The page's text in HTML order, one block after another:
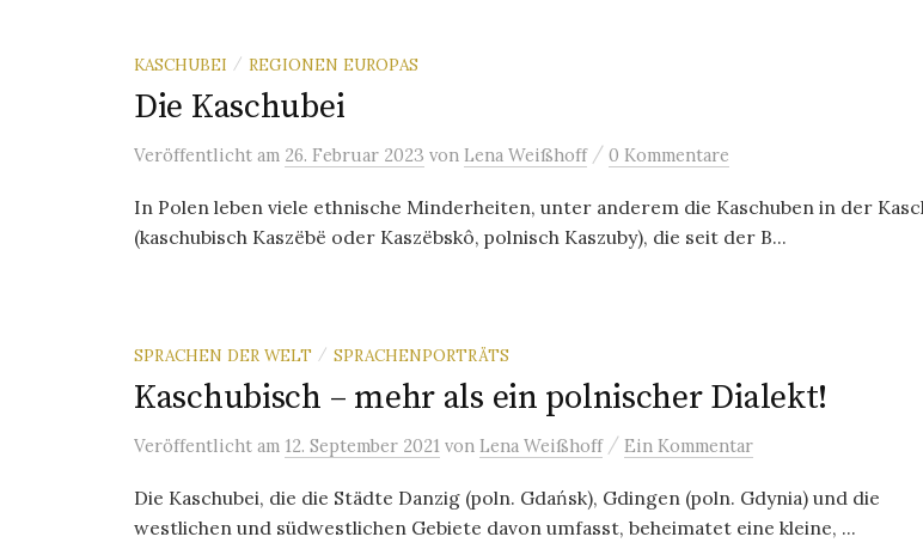
KASCHUBEI / REGIONEN EUROPAS
Die Kaschubei
Veröffentlicht am 26. Februar 2023 von Lena Weißhoff / 0 Kommentare
In Polen leben viele ethnische Minderheiten, unter anderem die Kaschuben in der
(kaschubisch Kaszëbë oder Kaszëbskô, polnisch Kaszuby), die seit der B...
SPRACHEN DER WELT / SPRACHENPORTRÄTS
Kaschubisch – mehr als ein polnischer Dialekt!
Veröffentlicht am 12. September 2021 von Lena Weißhoff / Ein Kommentar
Die Kaschubei, die die Städte Danzig (poln. Gdańsk), Gdingen (poln. Gdynia) und die
westlichen und südwestlichen Gebiete davon umfasst, beheimatet eine kleine, ...